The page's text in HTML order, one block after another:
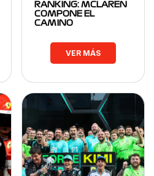
RANKING: MCLAREN
COMPONE EL
CAMINO
VER MÁS